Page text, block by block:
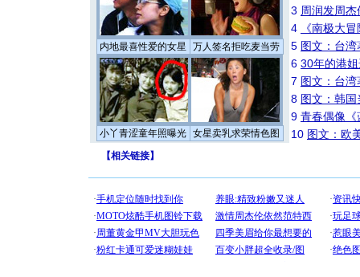
内地最喜性爱的女星 万人签名拒吃麦当劳
小丫青涩童年照曝光 女星卖乳求荣情色图
3 周润发周
4
《南极大
5 图文：台
6 30年的港
7 图文：台
8 图文：韩
9 青春偶像《
10 图文：欧
【相关链接】